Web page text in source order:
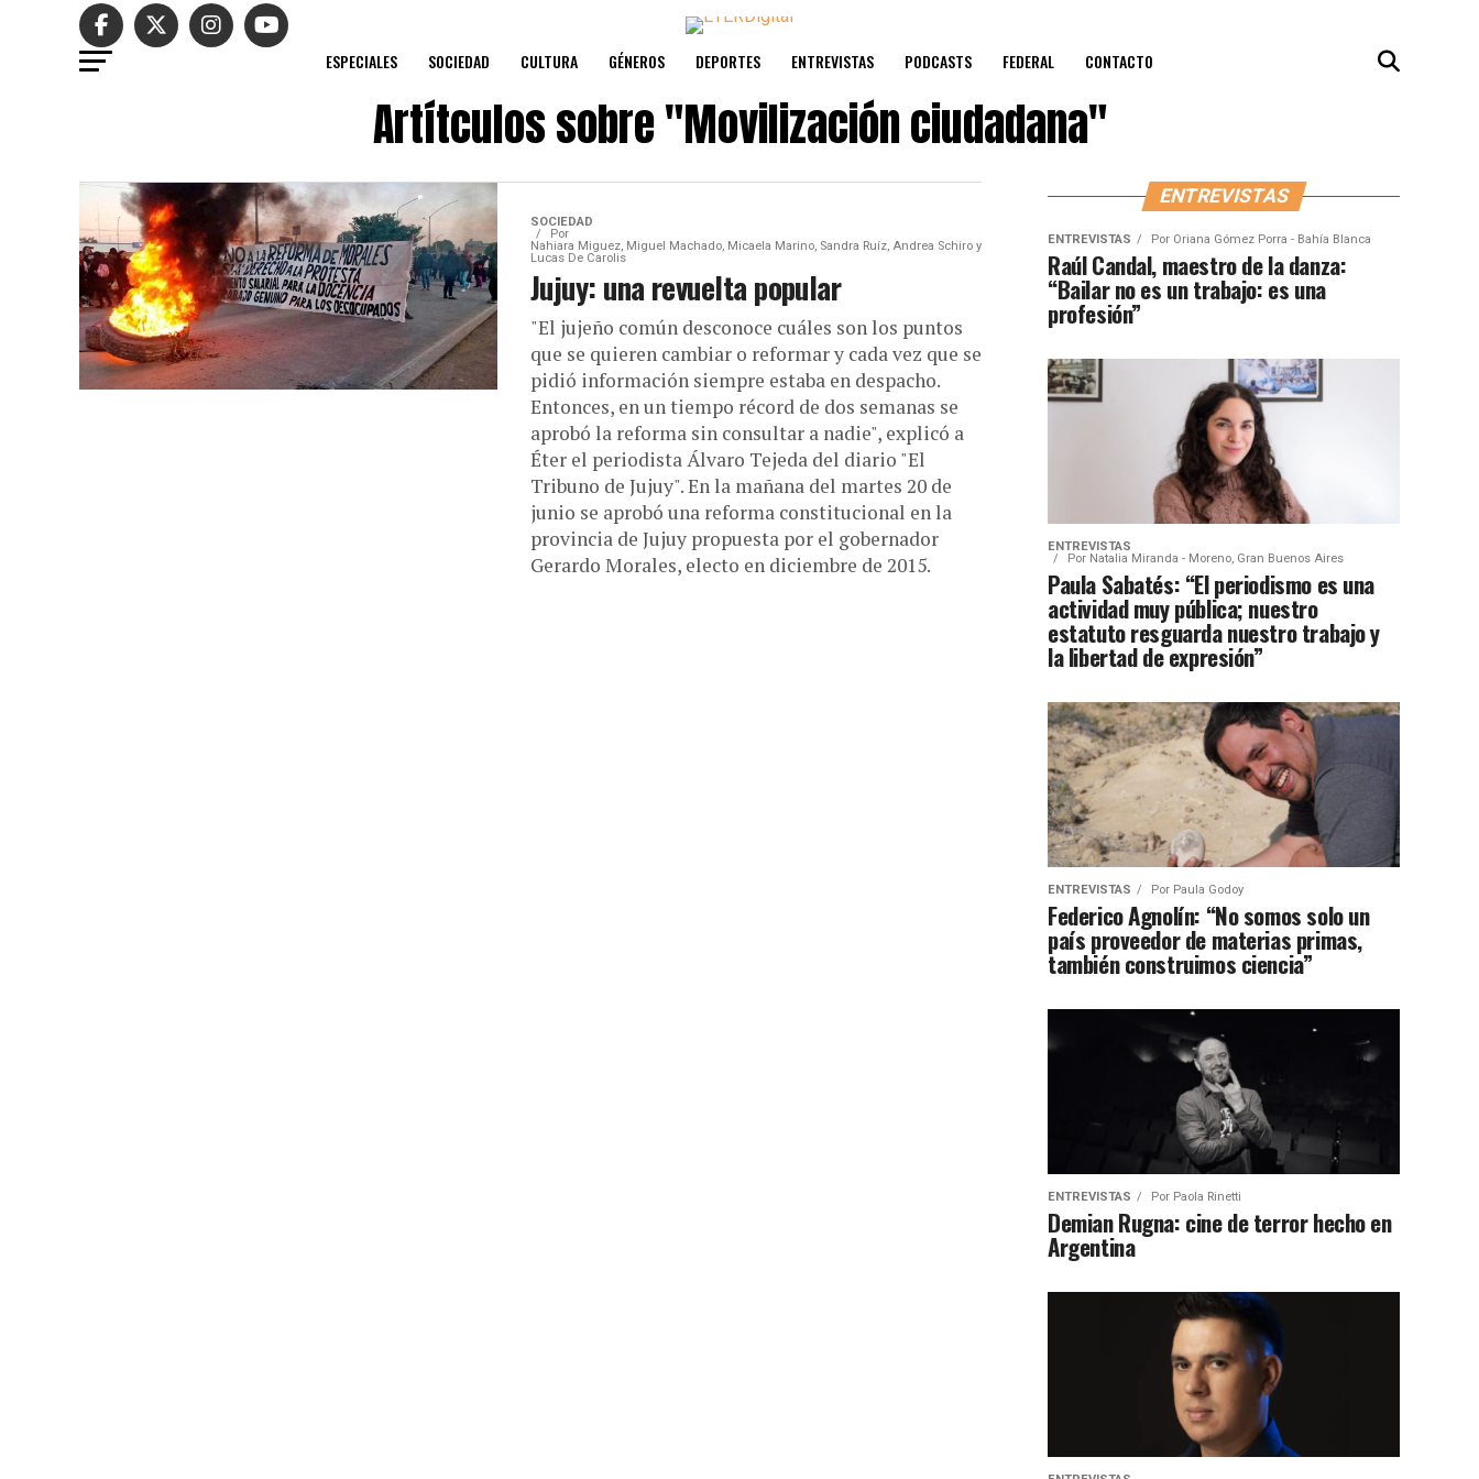
ESPECIALES SOCIEDAD CULTURA GÉNEROS DEPORTES ENTREVISTAS PODCASTS FEDERAL CONTACTO
Artítculos sobre"Movilización ciudadana"
SOCIEDAD
Por
Nahiara Miguez, Miguel Machado, Micaela Marino, Sandra Ruíz, Andrea Schiro y
Lucas De Carolis
Jujuy: una revuelta popular
"El jujeño común desconoce cuáles son los puntos
que se quieren cambiar o reformar y cada vez que se
pidió información siempre estaba en despacho.
Entonces, en un tiempo récord de dos semanas se
aprobó la reforma sin consultar a nadie", explicó a
Éter el periodista Álvaro Tejeda del diario "El
Tribuno de Jujuy". En la mañana del martes 20 de
junio se aprobó una reforma constitucional en la
provincia de Jujuy propuesta por el gobernador
Gerardo Morales, electo en diciembre de 2015.
ENTREVISTAS
ENTREVISTAS Por Oriana Gómez Porra - Bahía Blanca
Raúl Candal, maestro de la danza:
“Bailar no es un trabajo: es una
profesión”
ENTREVISTAS
Por Natalia Miranda - Moreno, Gran Buenos Aires
Paula Sabatés: “El periodismo es una
actividad muy pública; nuestro
estatuto resguarda nuestro trabajo y
la libertad de expresión”
ENTREVISTAS Por Paula Godoy
Federico Agnolín: “No somos solo un
país proveedor de materias primas,
también construimos ciencia”
ENTREVISTAS Por Paola Rinetti
Demian Rugna: cine de terror hecho en
Argentina